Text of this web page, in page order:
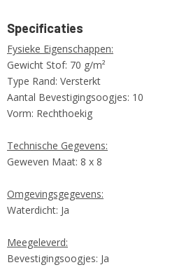
Specificaties
Fysieke Eigenschappen:
Gewicht Stof: 70 g/m²
Type Rand: Versterkt
Aantal Bevestigingsoogjes: 10
Vorm: Rechthoekig
Technische Gegevens:
Geweven Maat: 8 x 8
Omgevingsgegevens:
Waterdicht: Ja
Meegeleverd:
Bevestigingsoogjes: Ja